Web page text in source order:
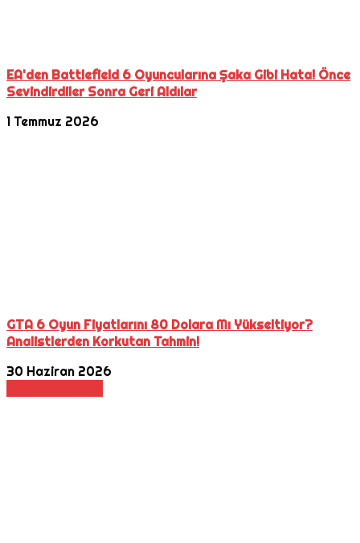
EA'den Battlefield 6 Oyuncularına Şaka Gibi Hata! Önce
Sevindirdiler Sonra Geri Aldılar
1 Temmuz 2026
GTA 6 Oyun Fiyatlarını 80 Dolara Mı Yükseltiyor?
Analistlerden Korkutan Tahmin!
30 Haziran 2026